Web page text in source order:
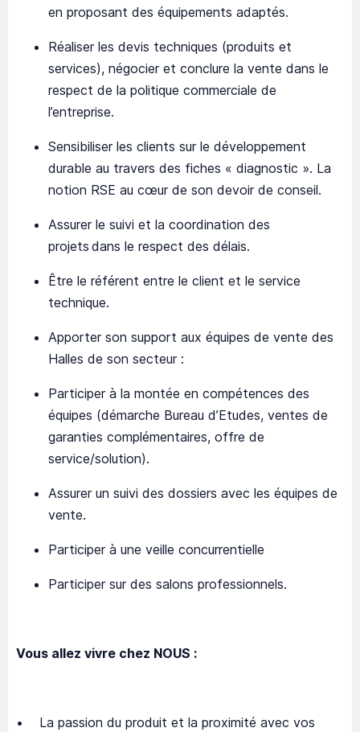
en proposant des équipements adaptés.
Réaliser les devis techniques (produits et
services), négocier et conclure la vente dans le
respect de la politique commerciale de
l’entreprise.
Sensibiliser les clients sur le développement
durable au travers des fiches « diagnostic ». La
notion RSE au cœur de son devoir de conseil.
Assurer le suivi et la coordination des
projets dans le respect des délais.
Être le référent entre le client et le service
technique.
Apporter son support aux équipes de vente des
Halles de son secteur :
Participer à la montée en compétences des
équipes (démarche Bureau d’Etudes, ventes de
garanties complémentaires, offre de
service/solution).
Assurer un suivi des dossiers avec les équipes de
vente.
Participer à une veille concurrentielle
Participer sur des salons professionnels.
Vous allez vivre chez NOUS :
• La passion du produit et la proximité avec vos